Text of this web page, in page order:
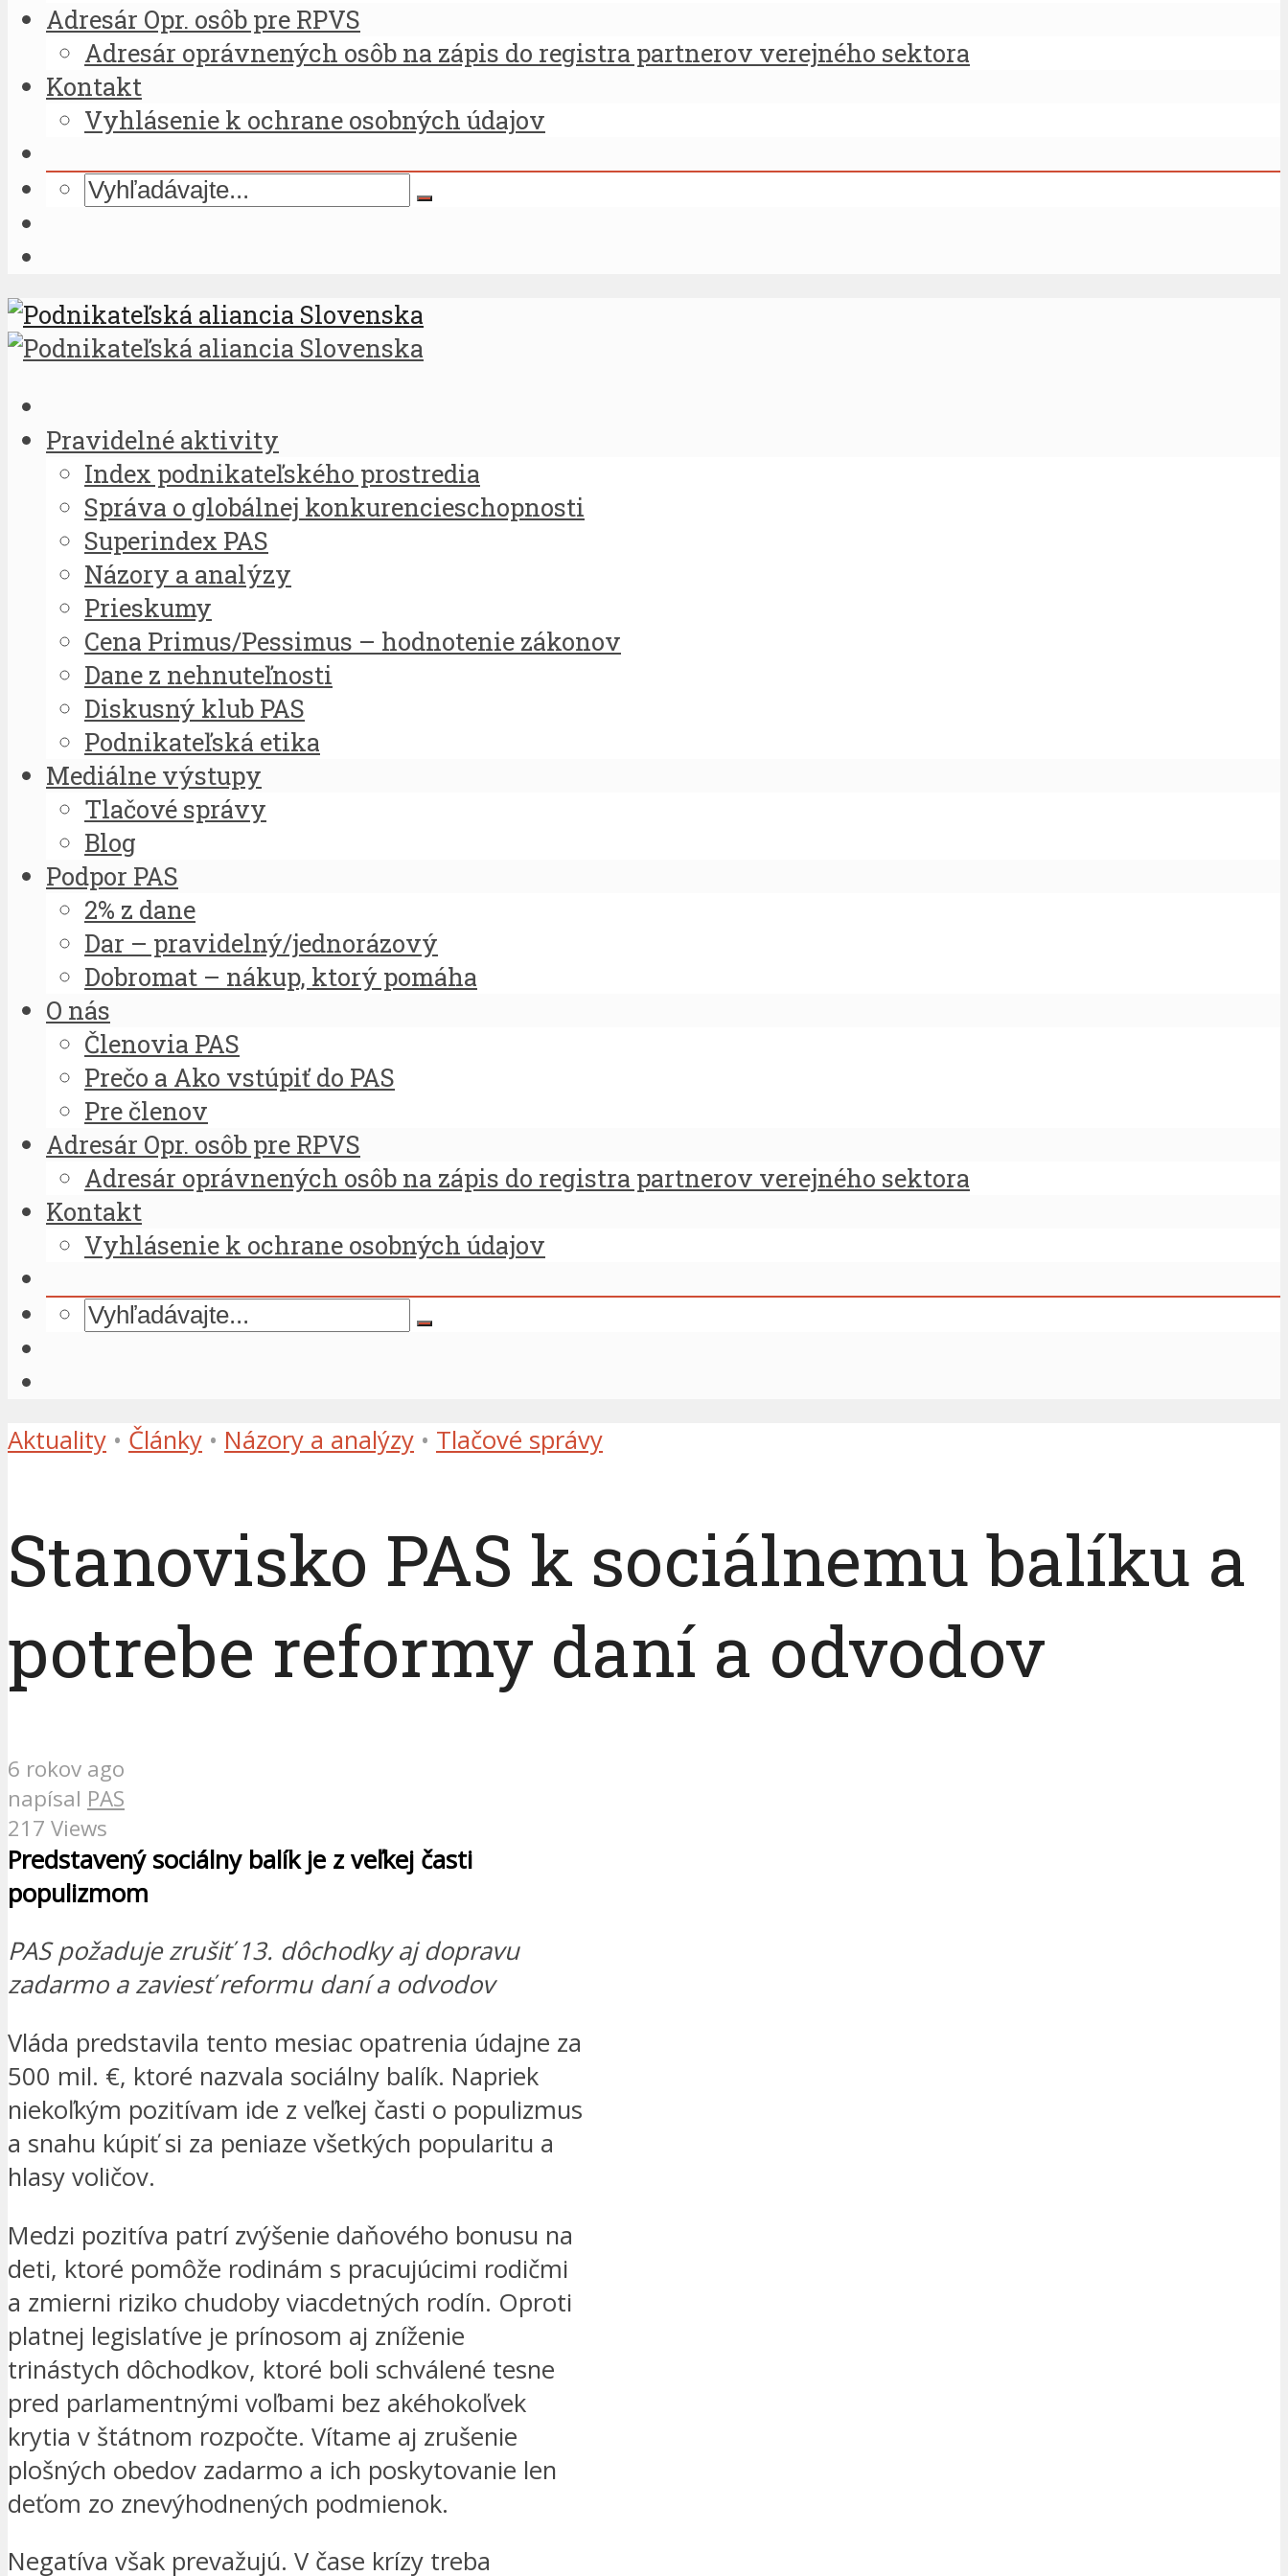
Adresár Opr. osôb pre RPVS
Adresár oprávnených osôb na zápis do registra partnerov verejného sektora
Kontakt
Vyhlásenie k ochrane osobných údajov
Pravidelné aktivity
Index podnikateľského prostredia
Správa o globálnej konkurencieschopnosti
Superindex PAS
Názory a analýzy
Prieskumy
Cena Primus/Pessimus – hodnotenie zákonov
Dane z nehnuteľnosti
Diskusný klub PAS
Podnikateľská etika
Mediálne výstupy
Tlačové správy
Blog
Podpor PAS
2% z dane
Dar – pravidelný/jednorázový
Dobromat – nákup, ktorý pomáha
O nás
Členovia PAS
Prečo a Ako vstúpiť do PAS
Pre členov
Adresár Opr. osôb pre RPVS
Adresár oprávnených osôb na zápis do registra partnerov verejného sektora
Kontakt
Vyhlásenie k ochrane osobných údajov
Aktuality • Články • Názory a analýzy • Tlačové správy
Stanovisko PAS k sociálnemu balíku a
potrebe reformy daní a odvodov
6 rokov ago
napísal PAS
217 Views
Predstavený sociálny balík je z veľkej časti
populizmom
PAS požaduje zrušiť 13. dôchodky aj dopravu
zadarmo a zaviesť reformu daní a odvodov
Vláda predstavila tento mesiac opatrenia údajne za
500 mil. €, ktoré nazvala sociálny balík. Napriek
niekoľkým pozitívam ide z veľkej časti o populizmus
a snahu kúpiť si za peniaze všetkých popularitu a
hlasy voličov.
Medzi pozitíva patrí zvýšenie daňového bonusu na
deti, ktoré pomôže rodinám s pracujúcimi rodičmi
a zmierni riziko chudoby viacdetných rodín. Oproti
platnej legislatíve je prínosom aj zníženie
trinástych dôchodkov, ktoré boli schválené tesne
pred parlamentnými voľbami bez akéhokoľvek
krytia v štátnom rozpočte. Vítame aj zrušenie
plošných obedov zadarmo a ich poskytovanie len
deťom zo znevýhodnených podmienok.
Negatíva však prevažujú. V čase krízy treba